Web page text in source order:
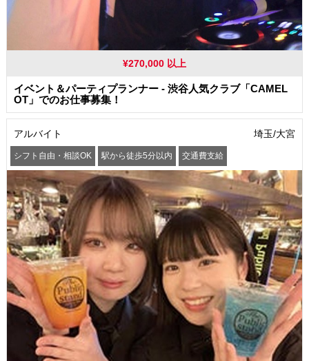
¥270,000 以上
イベント＆パーティプランナー - 渋谷人気クラブ「CAMEL
OT」でのお仕事募集！
アルバイト 埼玉/大宮
シフト自由・相談OK 駅から徒歩5分以内 交通費支給